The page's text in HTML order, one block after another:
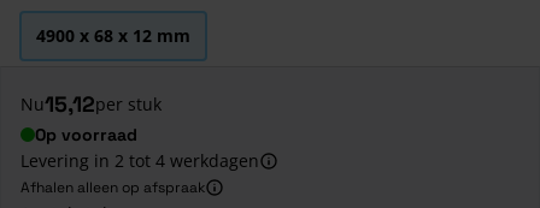
4900 x 68 x 12 mm
Nu15,12per stuk
Op voorraad
Levering in 2 tot 4 werkdagen
Afhalen alleen op afspraak